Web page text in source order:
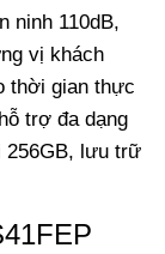
ninh 110dB,
vị khách
thời gian thực
trợ đa dạng
lưu trữ